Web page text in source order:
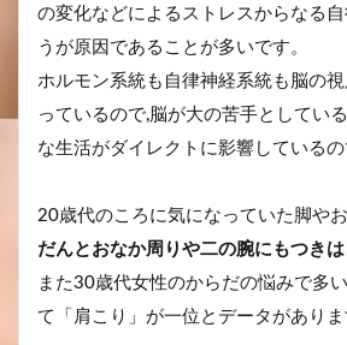
の変化などによるストレスからなる
うが原因であることが多いです。
ホルモン系統も自律神経系統も脳の
っているので,脳が大の苦手としてい
な生活がダイレクトに影響しているの
20歳代のころに気になっていた脚や
だんとおなか周りや二の腕にもつきは
また30歳代女性のからだの悩みで多
て「肩こり」が一位とデータがありま